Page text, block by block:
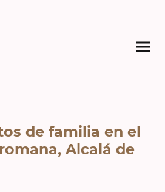
de familia en el
Alcalá de